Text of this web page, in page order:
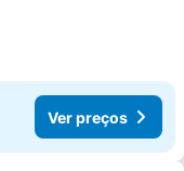
Ver preços